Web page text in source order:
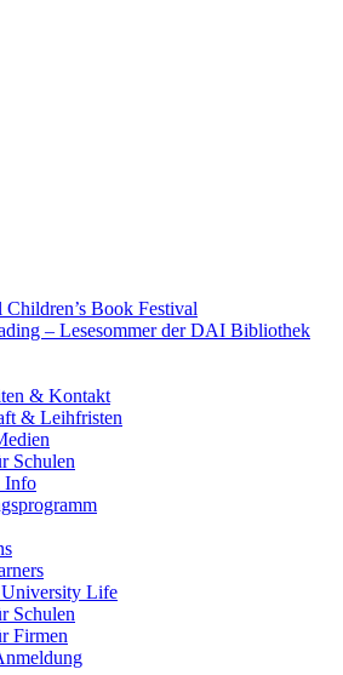
Children’s Book Festival
– Lesesommer der DAI Bibliothek
& Kontakt
& Leihfristen
Schulen
Info
Life
Schulen
Firmen